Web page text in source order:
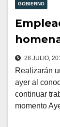
GOBIERNO
28 JULIO,
Realizarán
ayer al
continuar
momento